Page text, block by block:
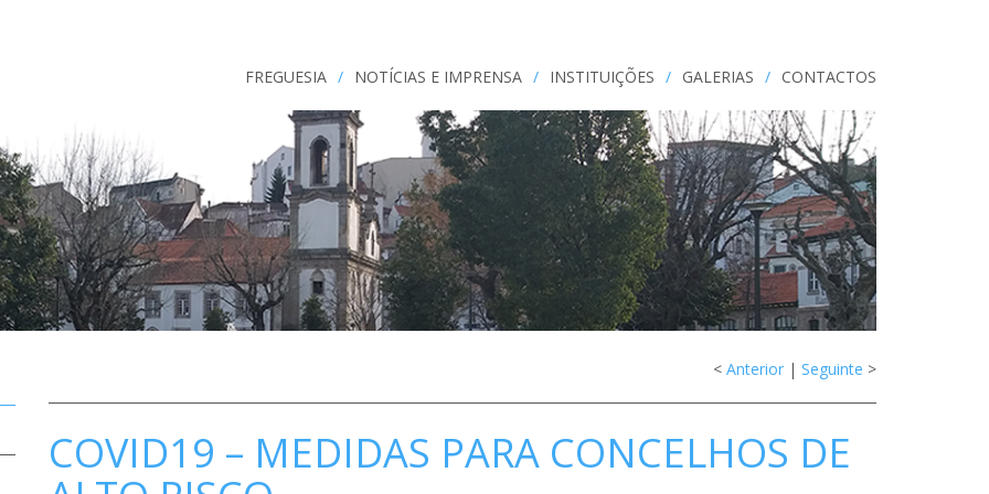
FREGUESIA / NOTÍCIAS E IMPRENSA / INSTITUIÇÕES / GALERIAS / CONTACTOS
< Anterior | Seguinte >
COVID19 – MEDIDAS PARA CONCELHOS DE